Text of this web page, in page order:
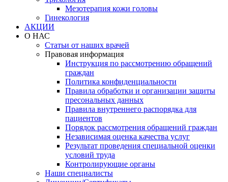
Мезотерапия кожи головы
Гинекология
АКЦИИ
О НАС
Статьи от наших врачей
Правовая информация
Инструкция по рассмотрению обращений
граждан
Политика конфиденциальности
Правила обработки и организации защиты
пресональных данных
Правила внутреннего распорядка для
пациентов
Порядок рассмотрения обращений граждан
Независимая оценка качества услуг
Результат проведения специальной оценки
условий труда
Контролирующие органы
Наши специалисты